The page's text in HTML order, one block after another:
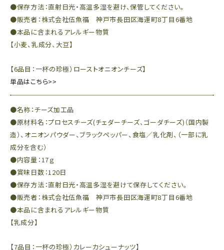
●保存方法：直射日光・高温多湿を避け、保管してください。
●販売者：株式会社伍魚福 神戸市長田区海運町8丁目6番地
●本品に含まれるアレルギー物質
【小麦、乳成分、大豆】
【6品目：一杯の珍極）ローストオニオンチーズ】
単品はこちら>>
●名称：チーズ加工品
●原材料名：プロセスチーズ(チェダーチーズ、ゴーダチーズ)（国内製
造）、オニオンパウダー、ブラックペッパー、食塩／乳化剤、（一部に乳
成分を含む）
●内容量：17ｇ
●賞味日数：120日
●保存方法：直射日光・高温多湿を避けて保存してください。
●販売者：株式会社伍魚福 神戸市長田区海運町8丁目6番地
●本品に含まれるアレルギー物質
【乳成分】
【7品目：一杯の珍極）カレーカシューナッツ】